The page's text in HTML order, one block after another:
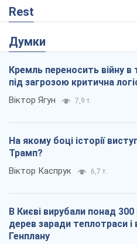
Rest
Думки
Кремль переносить війну в
під загрозою критична
Віктор Ягун 7,9 т.
На якому боці історії
Трамп?
Віктор Каспрук 6,7 т.
В Києві вирубали понад 300
дерев заради теплотраси і
Генплану